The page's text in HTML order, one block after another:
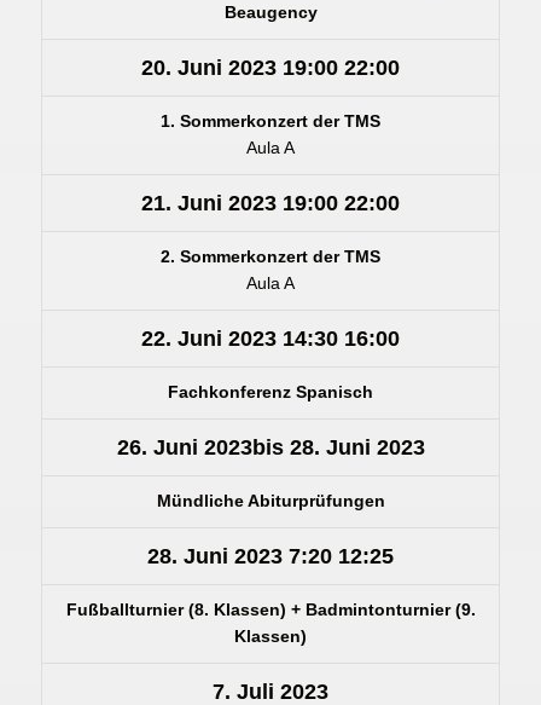
Beaugency
20. Juni 2023 19:00 22:00
1. Sommerkonzert der TMS
Aula A
21. Juni 2023 19:00 22:00
2. Sommerkonzert der TMS
Aula A
22. Juni 2023 14:30 16:00
Fachkonferenz Spanisch
26. Juni 2023bis 28. Juni 2023
Mündliche Abiturprüfungen
28. Juni 2023 7:20 12:25
Fußballturnier (8. Klassen) + Badmintonturnier (9.
Klassen)
7. Juli 2023